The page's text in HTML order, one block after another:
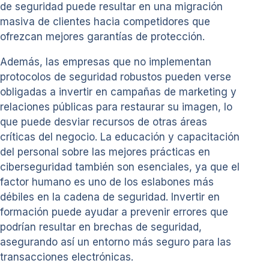
de seguridad puede resultar en una migración
masiva de clientes hacia competidores que
ofrezcan mejores garantías de protección.
Además, las empresas que no implementan
protocolos de seguridad robustos pueden verse
obligadas a invertir en campañas de marketing y
relaciones públicas para restaurar su imagen, lo
que puede desviar recursos de otras áreas
críticas del negocio. La educación y capacitación
del personal sobre las mejores prácticas en
ciberseguridad también son esenciales, ya que el
factor humano es uno de los eslabones más
débiles en la cadena de seguridad. Invertir en
formación puede ayudar a prevenir errores que
podrían resultar en brechas de seguridad,
asegurando así un entorno más seguro para las
transacciones electrónicas.